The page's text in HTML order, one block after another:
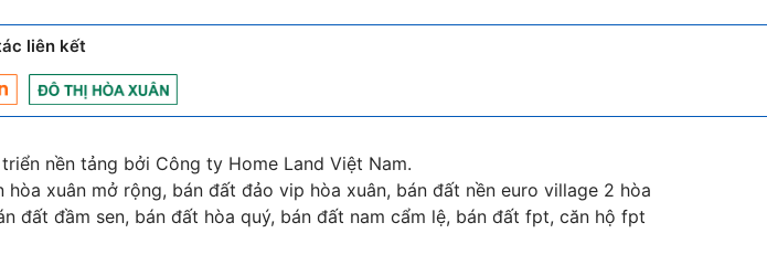
liên kết
triển nền tảng bởi Công ty Home Land Việt Nam.
xuân mở rộng, bán đất đảo vip hòa xuân, bán đất nền euro village 2 hòa
đất đầm sen, bán đất hòa quý, bán đất nam cẩm lệ, bán đất fpt, căn hộ fpt